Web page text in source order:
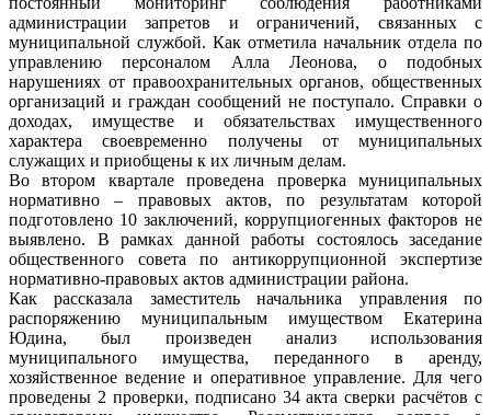
администрации запретов и ограничений, связанных с
муниципальной службой. Как отметила начальник отдела по
управлению персоналом Алла Леонова, о подобных
нарушениях от правоохранительных органов, общественных
организаций и граждан сообщений не поступало. Справки о
доходах, имуществе и обязательствах имущественного
характера своевременно получены от муниципальных
служащих и приобщены к их личным делам.
Во втором квартале проведена проверка муниципальных
нормативно – правовых актов, по результатам которой
подготовлено 10 заключений, коррупциогенных факторов не
выявлено. В рамках данной работы состоялось заседание
общественного совета по антикоррупционной экспертизе
нормативно-правовых актов администрации района.
Как рассказала заместитель начальника управления по
распоряжению муниципальным имуществом Екатерина
Юдина, был произведен анализ использования
муниципального имущества, переданного в аренду,
хозяйственное ведение и оперативное управление. Для чего
проведены 2 проверки, подписано 34 акта сверки расчётов с